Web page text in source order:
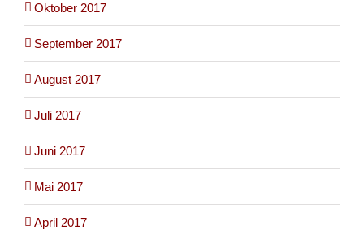
Oktober 2017
September 2017
August 2017
Juli 2017
Juni 2017
Mai 2017
April 2017